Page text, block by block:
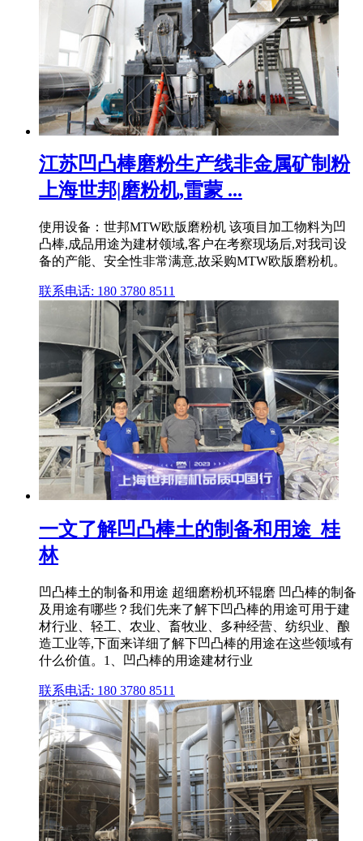
江苏凹凸棒磨粉生产线非金属矿制粉
上海世邦|磨粉机,雷蒙 ...
使用设备：世邦MTW欧版磨粉机 该项目加工物料为凹
凸棒,成品用途为建材领域,客户在考察现场后,对我司设
备的产能、安全性非常满意,故采购MTW欧版磨粉机。
联系电话: 180 3780 8511
一文了解凹凸棒土的制备和用途_桂
林
凹凸棒土的制备和用途 超细磨粉机环辊磨 凹凸棒的制备
及用途有哪些？我们先来了解下凹凸棒的用途可用于建
材行业、轻工、农业、畜牧业、多种经营、纺织业、酿
造工业等,下面来详细了解下凹凸棒的用途在这些领域有
什么价值。1、凹凸棒的用途建材行业
联系电话: 180 3780 8511